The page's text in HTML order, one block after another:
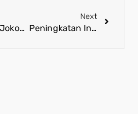
Presiden Jokowi Resmikan Gedung AMANAH, Tonggak Baru Pengembangan SDM Muda Daerah
Next
Peningkatan Investasi dan Lapangan Kerja: Legacy Ekonomi Presiden Jokowi melalui UU Cipta Kerja